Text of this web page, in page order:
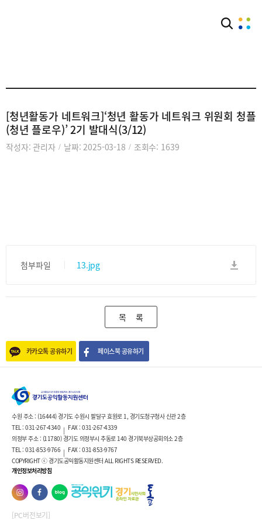
[청년활동가 네트워크]‘청년 활동가 네트워크 위원회 청플
(청년 플로우)’ 2기 발대식(3/12)
작성자: 관리자 / 날짜: 2025-03-18 / 조회수: 1639
첨부파일 13.jpg
카카오톡 공유하기 페이스북 공유하기
목 록
수원 주소 : (16444) 경기도 수원시 팔달구 효원로 1, 경기도청구청사 신관 2층
TEL : 031-267-4340 | FAX : 031-267-4339
의정부 주소 : (11780) 경기도 의정부시 추동로 140 경기북부상공회의소 2층
TEL : 031-853-9766 | FAX : 031-853-9767
COPYRIGHT ⓒ 경기도공익활동지원센터 ALL RIGHTS RESERVED.
개인정보처리방침
[PC버전보기]